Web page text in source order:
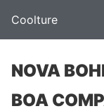
Coolture
NOVA
BOA